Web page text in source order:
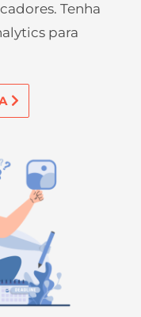
Tenha
para